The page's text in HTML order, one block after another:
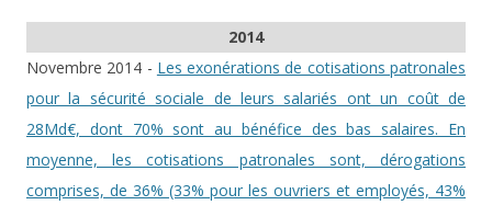
2014
Novembre 2014 - Les exonérations de cotisations patronales
pour la sécurité sociale de leurs salariés ont un coût de
28Md€, dont 70% sont au bénéfice des bas salaires. En
moyenne, les cotisations patronales sont, dérogations
comprises, de 36% (33% pour les ouvriers et employés, 43%